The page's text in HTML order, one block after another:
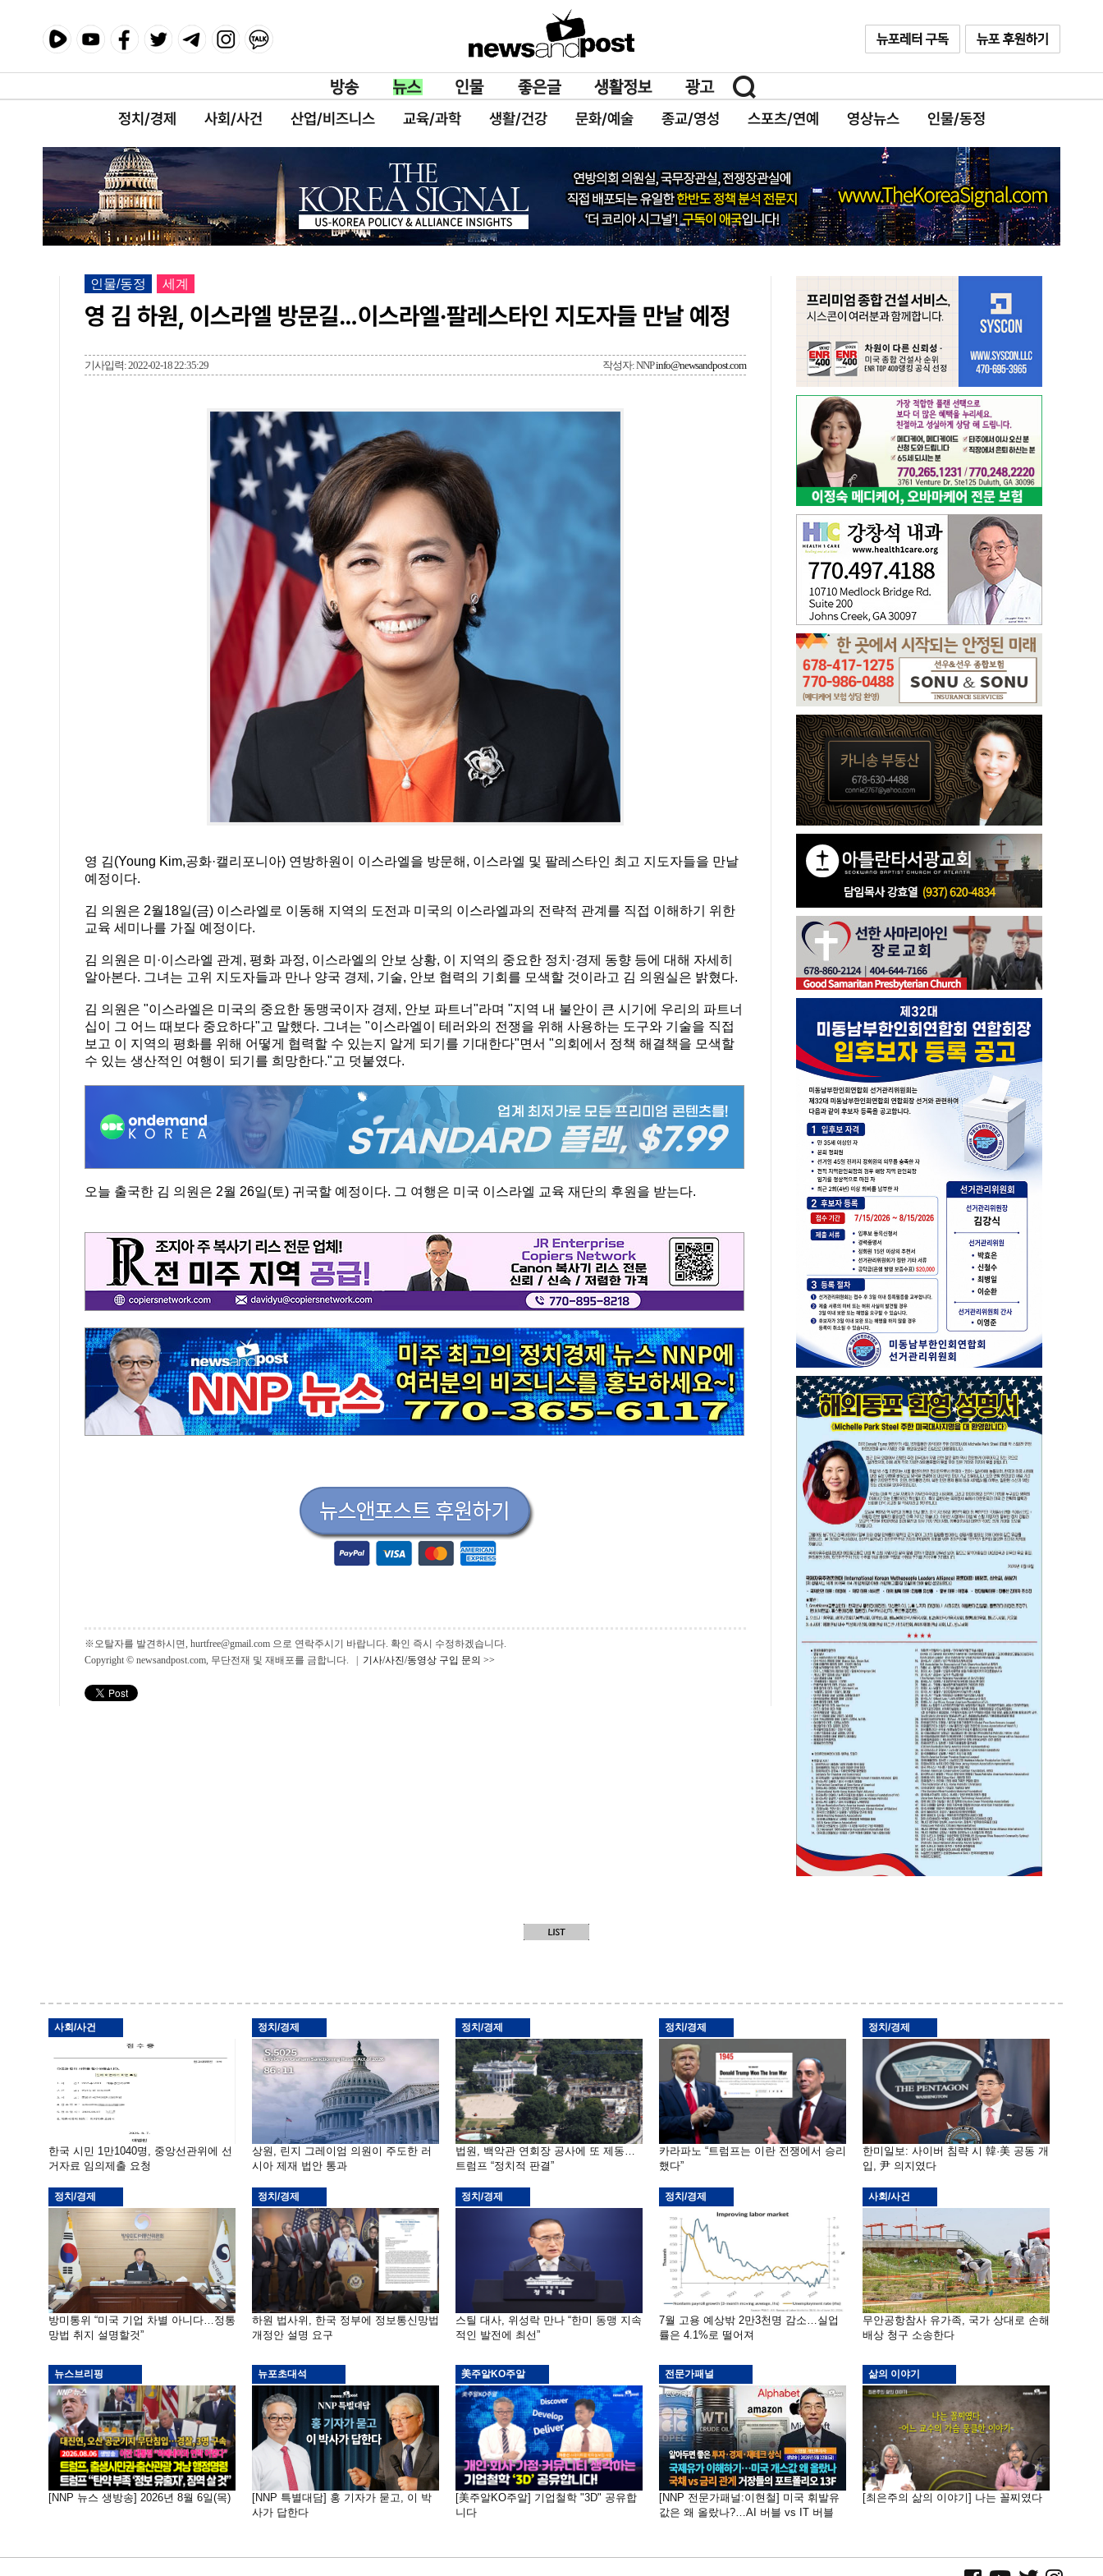
정치/경제 사회/사건 산업/비즈니스 교육/과학 생활/건강 문화/예술 종교/영성 스포츠/연예 영상뉴스 인물/동정
인물/동정 세계
영 김 하원, 이스라엘 방문길…이스라엘·팔레스타인 지도자들 만날 예정
기사입력: 2022-02-18 22:35:29 작성자: NNPinfo@newsandpost.com
영 김(Young Kim,공화·캘리포니아) 연방하원이 이스라엘을 방문해, 이스라엘 및 팔레스타인 최고 지도자들을 만날
예정이다.
김 의원은 2월18일(금) 이스라엘로 이동해 지역의 도전과 미국의 이스라엘과의 전략적 관계를 직접 이해하기 위한
교육 세미나를 가질 예정이다.
김 의원은 미·이스라엘 관계, 평화 과정, 이스라엘의 안보 상황, 이 지역의 중요한 정치·경제 동향 등에 대해 자세히
알아본다. 그녀는 고위 지도자들과 만나 양국 경제, 기술, 안보 협력의 기회를 모색할 것이라고 김 의원실은 밝혔다.
김 의원은 "이스라엘은 미국의 중요한 동맹국이자 경제, 안보 파트너"라며 "지역 내 불안이 큰 시기에 우리의 파트너
십이 그 어느 때보다 중요하다"고 말했다. 그녀는 "이스라엘이 테러와의 전쟁을 위해 사용하는 도구와 기술을 직접
보고 이 지역의 평화를 위해 어떻게 협력할 수 있는지 알게 되기를 기대한다"면서 "의회에서 정책 해결책을 모색할
수 있는 생산적인 여행이 되기를 희망한다."고 덧붙였다.
오늘 출국한 김 의원은 2월 26일(토) 귀국할 예정이다. 그 여행은 미국 이스라엘 교육 재단의 후원을 받는다.
※오탈자를 발견하시면, hurtfree@gmail.com 으로 연락주시기 바랍니다. 확인 즉시 수정하겠습니다.
Copyright © newsandpost.com, 무단전재 및 재배포를 금합니다. | 기사/사진/동영상 구입 문의 >>
사회/사건
한국 시민 1만1040명, 중앙선관위에 선
거자료 임의제출 요청
정치/경제
상원, 린지 그레이엄 의원이 주도한 러
시아 제재 법안 통과
정치/경제
법원, 백악관 연회장 공사에 또 제동…
트럼프 “정치적 판결”
정치/경제
카라파노 “트럼프는 이란 전쟁에서 승리
했다”
정치/경제
한미일보: 사이버 침략 시 韓·美 공동 개
입, 尹 의지였다
정치/경제
방미통위 “미국 기업 차별 아니다…정통
망법 취지 설명할것”
정치/경제
하원 법사위, 한국 정부에 정보통신망법
개정안 설명 요구
정치/경제
스틸 대사, 위성락 만나 “한미 동맹 지속
적인 발전에 최선”
정치/경제
7월 고용 예상밖 2만3천명 감소…실업
률은 4.1%로 떨어져
사회/사건
무안공항참사 유가족, 국가 상대로 손해
배상 청구 소송한다
뉴스브리핑
[NNP 뉴스 생방송] 2026년 8월 6일(목)
뉴포초대석
[NNP 특별대담] 홍 기자가 묻고, 이 박
사가 답한다
美주알KO주알
[美주알KO주알] 기업철학 "3D" 공유합
니다
전문가패널
[NNP 전문가패널:이현철] 미국 휘발유
값은 왜 올랐나?…AI 버블 vs IT 버블
삶의 이야기
[최은주의 삶의 이야기] 나는 꼴찌였다